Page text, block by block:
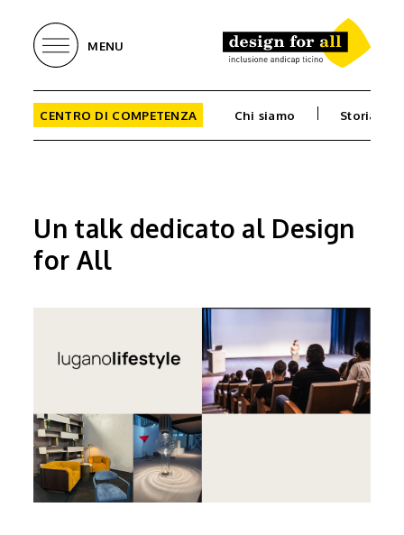
MENU
CENTRO DI COMPETENZA Chi siamo Storia
Un talk dedicato al Design
for All